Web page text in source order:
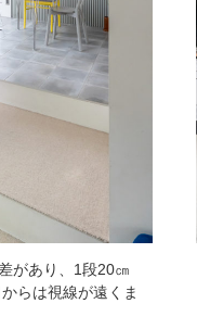
があり、1段20㎝
らは視線が遠くま